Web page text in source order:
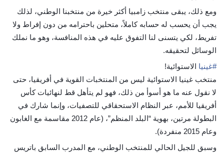
ومع ذلك، يبقى منتخب زامبيا أكثر خيرة من منتخبنا الوطني، لذلك
يجب أن يحسب له حسابه كاملاً، متحلين باحترامه من دون إفراط ولا
تفريط، لكي يتسنى لنا التفوق عليه في هذه المنافسة، وهو ما نملك
الوسائل لتحقيقه.
#غينيا الاستوائية!
منتخب غينيا الاستوائية ليس من المنتخبات القوية في أفريقيا، حتى
لا نقول عنه ما هو أسوأ من ذلك، فهو لم يتأهل قط لنهائيات كأس
أفريقيا للأمم، عبر النظام الاستحقاقي للتصفيات، وإنما شارك في
البطولة مرتين، بهوية “البلد المنظم”، (عام 2012 مقاسمة مع الغابون
وعام 2015 منفردة).
وسبق للجيل الحالي للمنتخب الوطني، مع المدرب السابق باتريس